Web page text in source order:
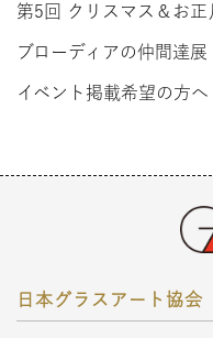
第5回 クリスマス＆お
ブローディアの仲間達展
イベント掲載希望の方へ
日本グラスアート協会